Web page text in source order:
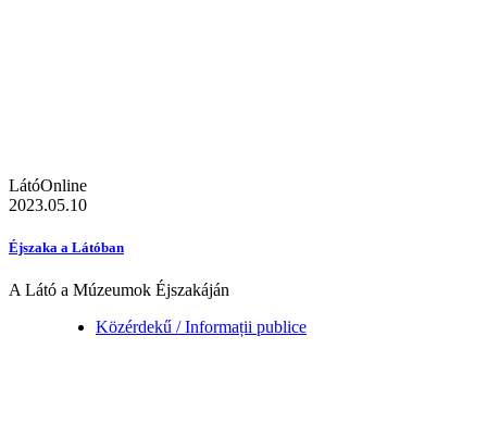
LátóOnline
2023.05.10
Éjszaka a Látóban
A Látó a Múzeumok Éjszakáján
Közérdekű / Informații publice